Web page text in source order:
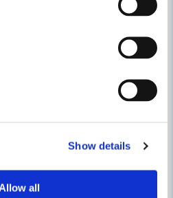
Show details
Allow all
7-10 arbetsdagar
Köp